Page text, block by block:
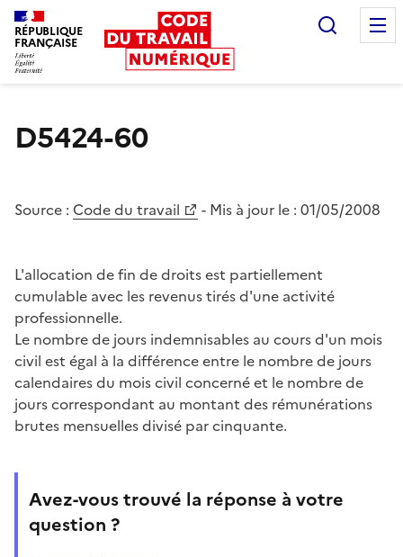
RÉPUBLIQUE
FRANÇAISE
D5424-60
Source : Code du travail - Mis à jour le : 01/05/2008
L'allocation de fin de droits est partiellement
cumulable avec les revenus tirés d'une activité
professionnelle.
Le nombre de jours indemnisables au cours d'un mois
civil est égal à la différence entre le nombre de jours
calendaires du mois civil concerné et le nombre de
jours correspondant au montant des rémunérations
brutes mensuelles divisé par cinquante.
Avez-vous trouvé la réponse à votre
question ?